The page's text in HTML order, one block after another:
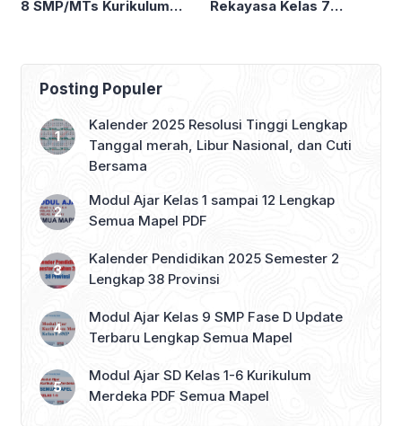
8 SMP/MTs Kurikulum
Rekayasa Kelas 7
Posting Populer
Kalender 2025 Resolusi Tinggi Lengkap
Tanggal merah, Libur Nasional, dan Cuti
Bersama
Modul Ajar Kelas 1 sampai 12 Lengkap
Semua Mapel PDF
Kalender Pendidikan 2025 Semester 2
Lengkap 38 Provinsi
Modul Ajar Kelas 9 SMP Fase D Update
Terbaru Lengkap Semua Mapel
Modul Ajar SD Kelas 1-6 Kurikulum
Merdeka PDF Semua Mapel